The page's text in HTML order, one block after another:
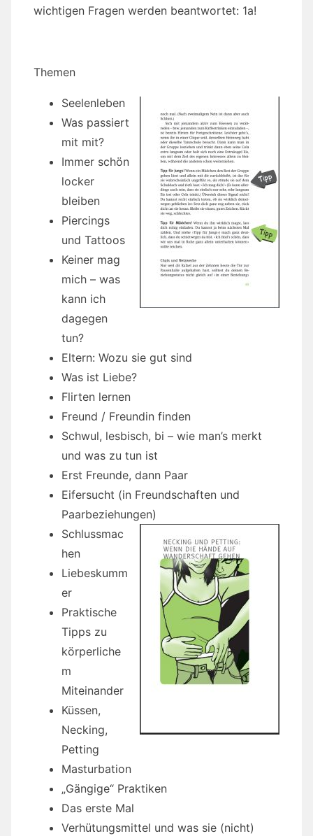
wichtigen Fragen werden beantwortet: 1a!
Themen
Seelenleben
Was passiert
mit mit?
Immer schön
locker
bleiben
Piercings
und Tattoos
Keiner mag
mich – was
kann ich
dagegen
tun?
Eltern: Wozu sie gut sind
Was ist Liebe?
Flirten lernen
Freund / Freundin finden
Schwul, lesbisch, bi – wie man’s merkt
und was zu tun ist
Erst Freunde, dann Paar
Eifersucht (in Freundschaften und
Paarbeziehungen)
Schlussmac
hen
Liebeskumm
er
Praktische
Tipps zu
körperliche
m
Miteinander
Küssen,
Necking,
Petting
Masturbation
„Gängige“ Praktiken
Das erste Mal
Verhütungsmittel und was sie (nicht)